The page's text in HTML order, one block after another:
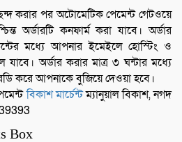
করার পর অটোমেটিক পেমেন্ট গেটওয়ে
অর্ডারটি কনফার্ম করা যাবে। অর্ডার
মধ্যে আপনার ইমেইলে হোস্টিং ও
অর্ডার করার মাত্র ৩ ঘন্টার মধ্যে
করে আপনাকে বুজিয়ে দেওয়া হবে।
বিকাশ মার্চেন্টম্যানুয়াল বিকাশ, নগদ
Box